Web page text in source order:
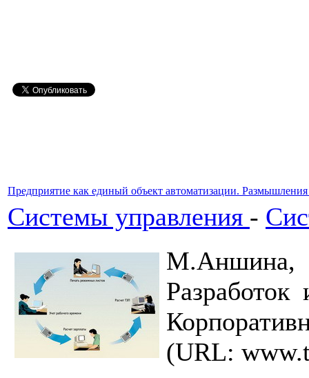
Предприятие как единый объект автоматизации.
Системы управления -
(URL: